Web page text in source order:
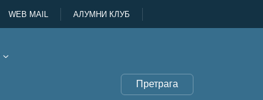
WEB MAIL АЛУМНИ КЛУБ
Претрага